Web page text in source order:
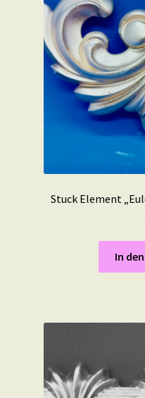
Stuck Element
In